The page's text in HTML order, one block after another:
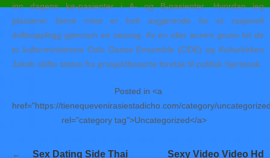
inn dagens kø-pasienter i A- og B-pasienter. Hvordan jeg
plasserer biene mine er helt avgjørende for et rasjonelt
driftsopplegg gjennom en sesong. Av en eller annen grunn lot de
to kulturministrene Oslo Danse Ensemble (ODE) og Kulturkirken
Jakob skifte status fra prosjektbaserte foretak til politisk hjertesak.
Posted in <a
href="https://tienequevenirasiestadicho.com/category/
rel="category tag">Uncategorized</a>
Sex Dating Side Thai Sexy Video Video Hd